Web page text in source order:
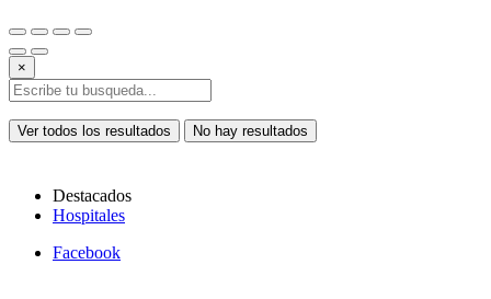
×
Ver todos los resultados No hay resultados
Destacados
Hospitales
Facebook